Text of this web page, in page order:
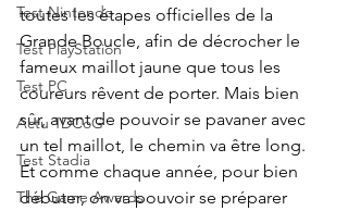
Test Nintendo
Test PlayStation
Test PC
Actu 1DCoG
Test Stadia
The Game Awards
toutes les étapes officielles de la
Grande Boucle, afin de décrocher le
fameux maillot jaune que tous les
coureurs rêvent de porter. Mais bien
sûr, avant de pouvoir se pavaner avec
un tel maillot, le chemin va être long.
Et comme chaque année, pour bien
débuter, on va pouvoir se préparer